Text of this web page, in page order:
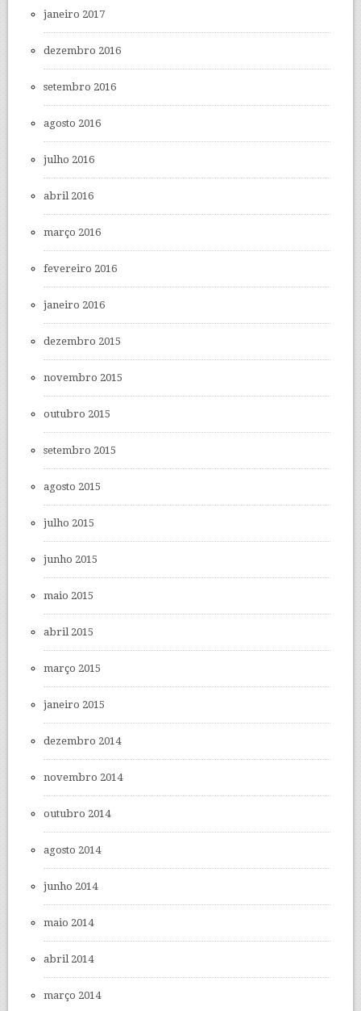
janeiro 2017
dezembro 2016
setembro 2016
agosto 2016
julho 2016
abril 2016
março 2016
fevereiro 2016
janeiro 2016
dezembro 2015
novembro 2015
outubro 2015
setembro 2015
agosto 2015
julho 2015
junho 2015
maio 2015
abril 2015
março 2015
janeiro 2015
dezembro 2014
novembro 2014
outubro 2014
agosto 2014
junho 2014
maio 2014
abril 2014
março 2014